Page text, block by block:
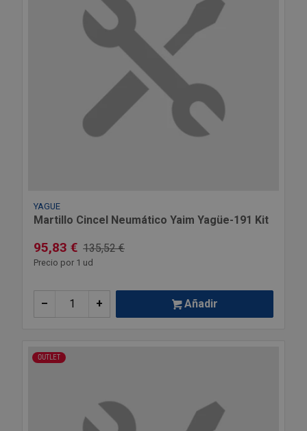
YAGUE
Martillo Cincel Neumático Yaim Yagüe-191 Kit
95,83 € 135,52 €
Precio por 1 ud
+
– Añadir
OUTLET